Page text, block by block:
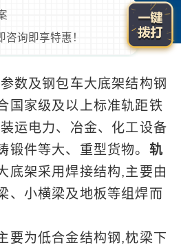
询即享特惠！
数及钢包车大底架结构钢
国家级及以上标准轨距铁
运电力、冶金、化工设备
锻件等大、重型货物。 轨
底架采用焊接结构,主要由
、小横梁及地板等组焊而
要为低合金结构钢,枕梁下